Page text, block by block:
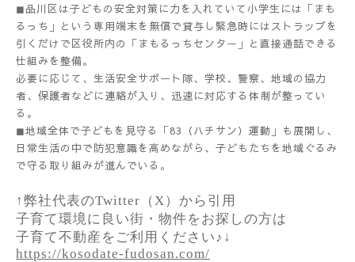
◼︎品川区は子どもの安全対策に力を入れていて小学生には「まも
るっち」という専用端末を無償で貸与し緊急時にはストラップを
引くだけで区役所内の「まもるっちセンター」と直接通話できる
仕組みを整備。
必要に応じて、生活安全サポート隊、学校、警察、地域の協力
者、保護者などに連絡が入り、迅速に対応する体制が整ってい
る。
◼︎地域全体で子どもを見守る「83（ハチサン）運動」も展開し、
日常生活の中で防犯意識を高めながら、子どもたちを地域ぐるみ
で守る取り組みが進んでいる。
↑弊社代表のTwitter（X）から引用
子育て環境に良い街・物件をお探しの方は
子育て不動産をご利用ください♪↓
https://kosodate-fudosan.com/